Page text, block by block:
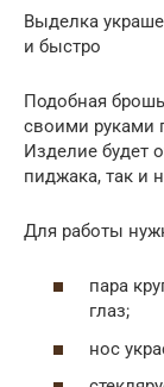
Выделка
и быстро
Подобная
своими руками
Изделие будет
пиджака, так и
Для работы
пара
глаз;
нос